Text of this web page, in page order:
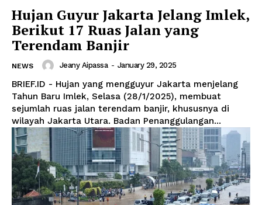
Hujan Guyur Jakarta Jelang Imlek,
Berikut 17 Ruas Jalan yang
Terendam Banjir
NEWS Jeany Aipassa - January 29, 2025
BRIEF.ID - Hujan yang mengguyur Jakarta menjelang
Tahun Baru Imlek, Selasa (28/1/2025), membuat
sejumlah ruas jalan terendam banjir, khususnya di
wilayah Jakarta Utara. Badan Penanggulangan...